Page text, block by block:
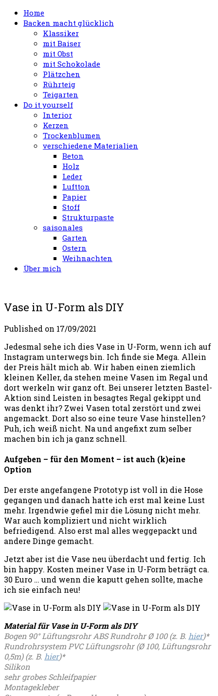
Home
Backen macht glücklich
Klassiker
mit Baiser
mit Obst
mit Schokolade
Plätzchen
Rührteig
Teigarten
Do it yourself
Interior
Kerzen
Trockenblumen
verschiedene Materialien
Beton
Holz
Leder
Luftton
Papier
Stoff
Strukturpaste
saisonales
Garten
Ostern
Weihnachten
Über mich
Vase in U-Form als DIY
Published on 17/09/2021
Jedesmal sehe ich dies Vase in U-Form, wenn ich auf
Instagram unterwegs bin. Ich finde sie Mega. Allein
der Preis hält mich ab. Wir haben einen ziemlich
kleinen Keller, da stehen meine Vasen im Regal und
dort werkeln wir ganz oft. Bei unserer letzten Bastel-
Aktion sind Leisten in besagtes Regal gekippt und
was denkt ihr? Zwei Vasen total zerstört und zwei
angemackt. Dort also so eine teure Vase hinstellen?
Puh, ich weiß nicht. Na und angefixt zum selber
machen bin ich ja ganz schnell.
Aufgeben – für den Moment – ist auch (k)eine
Option
Der erste angefangene Prototyp ist voll in die Hose
gegangen und danach hatte ich erst mal keine Lust
mehr. Irgendwie gefiel mir die Lösung nicht mehr.
War auch kompliziert und nicht wirklich
befriedigend. Also erst mal alles weggepackt und
andere Dinge gemacht.
Jetzt aber ist die Vase neu überdacht und fertig. Ich
bin happy. Kosten meiner Vase in U-Form beträgt ca.
30 Euro … und wenn die kaputt gehen sollte, mache
ich sie einfach neu!
Material für Vase in U-Form als DIY
Bogen 90° Lüftungsrohr ABS Rundrohr Ø 100 (z. B. hier)*
Rundrohrsystem PVC Lüftungsrohr (Ø 100, Lüftungsrohr
0,5m) (z. B. hier)*
Silikon
sehr grobes Schleifpapier
Montagekleber